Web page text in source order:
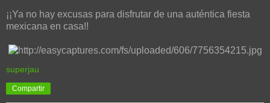
¡¡Ya no hay excusas para disfrutar de una auténtica fiesta
mexicana en casa!!
superjau
Compartir